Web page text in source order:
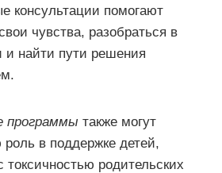
консультации помогают
чувства, разобраться в
и найти пути решения
программы также могут
в поддержке детей,
родительских